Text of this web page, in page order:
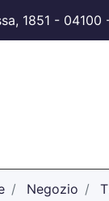
1851 - 04100
Negozio